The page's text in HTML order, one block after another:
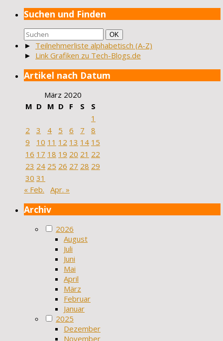
Suchen und Finden
Suchen
nach:
Suchen
OK
► Teilnehmerliste alphabetisch (A-Z)
► Link Grafiken zu Tech-Blogs.de
Artikel nach Datum
März 2020
M D M D F S
S
1
2
3 4 5 6 7
8
9
10 11 12 13 14 15
16 17 18 19 20 21 22
23 24 25 26 27 28 29
30 31
« Feb.
Apr. »
Archiv
2026
August
Juli
Juni
Mai
April
März
Februar
Januar
2025
Dezember
November